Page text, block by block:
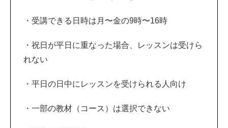
・受講できる日時は月〜金の9時〜16時
・祝日が平日に重なった場合、レッスンは受けら
れない
・平日の日中にレッスンを受けられる人向け
・一部の教材（コース）は選択できない